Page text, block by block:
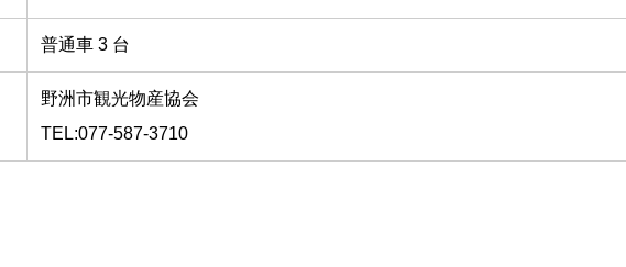
普通車 3 台
野洲市観光物産協会
TEL:077-587-3710